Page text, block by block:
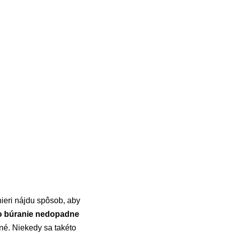
nájdu spôsob, aby
búranie nedopadne
Niekedy sa takéto